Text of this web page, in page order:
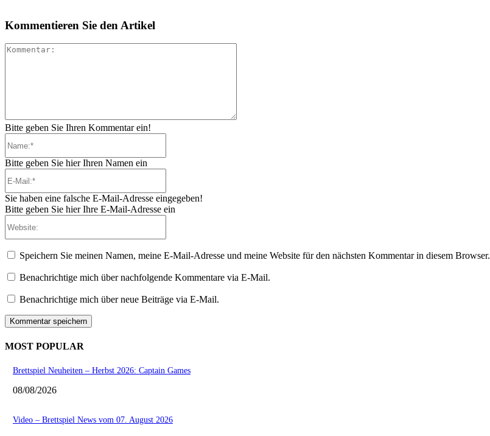
Kommentieren Sie den Artikel
Bitte geben Sie Ihren Kommentar ein!
Bitte geben Sie hier Ihren Namen ein
Sie haben eine falsche E-Mail-Adresse eingegeben!
Bitte geben Sie hier Ihre E-Mail-Adresse ein
Speichern Sie meinen Namen, meine E-Mail-Adresse und meine Website für den nächsten Kommentar in diesem Browser.
Benachrichtige mich über nachfolgende Kommentare via E-Mail.
Benachrichtige mich über neue Beiträge via E-Mail.
MOST POPULAR
Brettspiel Neuheiten – Herbst 2026: Captain Games
08/08/2026
Video – Brettspiel News vom 07. August 2026